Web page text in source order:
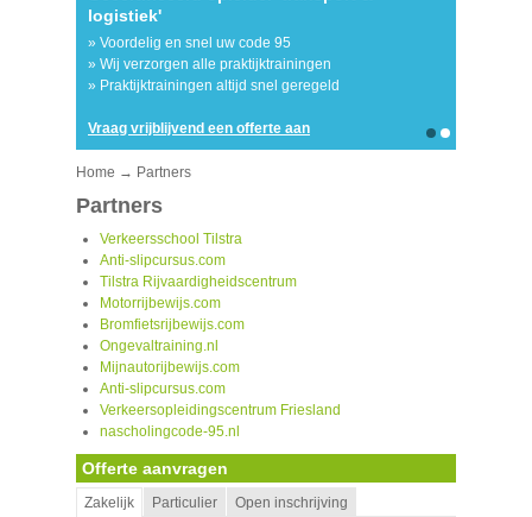
logistiek'
» Voordelig en snel uw code 95
» Wij verzorgen alle praktijktrainingen
» Praktijktrainingen altijd snel geregeld
Vraag vrijblijvend een offerte aan
Home → Partners
Partners
Verkeersschool Tilstra
Anti-slipcursus.com
Tilstra Rijvaardigheidscentrum
Motorrijbewijs.com
Bromfietsrijbewijs.com
Ongevaltraining.nl
Mijnautorijbewijs.com
Anti-slipcursus.com
Verkeersopleidingscentrum Friesland
nascholingcode-95.nl
Offerte aanvragen
Zakelijk Particulier Open inschrijving